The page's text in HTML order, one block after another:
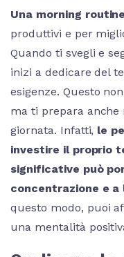
Una morning
produttivi e per
Quando ti svegli e
inizi a dedicare del
esigenze. Questo
ma ti prepara
giornata. Infatti, le
investire il proprio
significative può
concentrazione e
questo modo, puoi
una mentalità